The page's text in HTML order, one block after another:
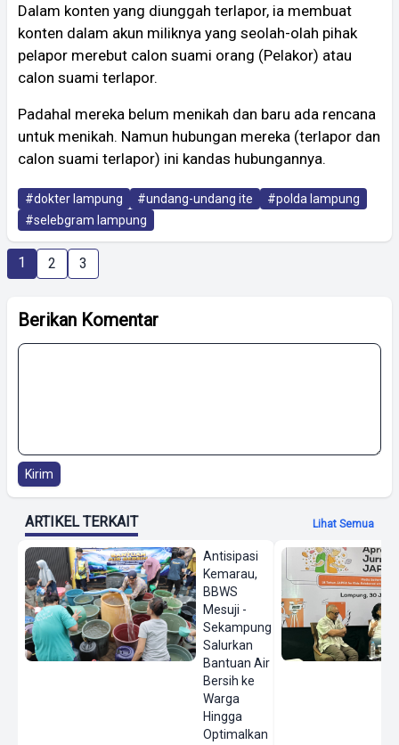
Dalam konten yang diunggah terlapor, ia membuat
konten dalam akun miliknya yang seolah-olah pihak
pelapor merebut calon suami orang (Pelakor) atau
calon suami terlapor.
Padahal mereka belum menikah dan baru ada rencana
untuk menikah. Namun hubungan mereka (terlapor dan
calon suami terlapor) ini kandas hubungannya.
#dokter lampung #undang-undang ite
#polda lampung
#selebgram lampung
1 2 3
Berikan Komentar
Kirim
ARTIKEL TERKAIT Lihat Semua
Antisipasi
Kemarau,
BBWS
Mesuji -
Sekampung
Salurkan
Bantuan Air
Bersih ke
Warga
Hingga
Optimalkan